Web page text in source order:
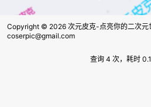
Copyright © 2026 次元皮克-点亮你的二次元
coserpic@gmail.com
查询 4 次，耗时